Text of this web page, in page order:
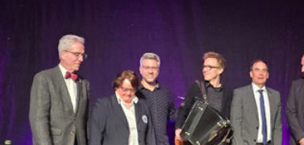
Informationen anonym. Diese
uns zu verstehen, wie unsere Besucher